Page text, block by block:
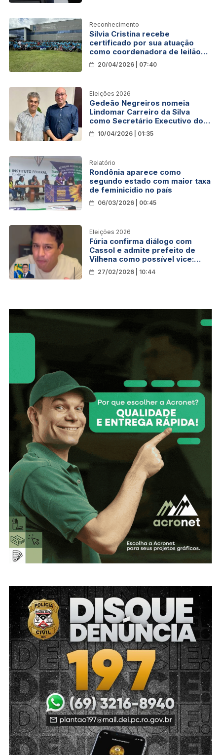
Reconhecimento
Sílvia Cristina recebe
certificado por sua atuação
como coordenadora de leilão
do Hospital de Amor
20/04/2026 | 07:40
Eleições 2026
Gedeão Negreiros nomeia
Lindomar Carreiro da Silva
como Secretário Executivo do
PSDB em Rondônia
10/04/2026 | 01:35
Relatório
Rondônia aparece como
segundo estado com maior taxa
de feminicídio no país
06/03/2026 | 00:45
Eleições 2026
Fúria confirma diálogo com
Cassol e admite prefeito de
Vilhena como possível vice:
“Tenho boa relação com ele”
27/02/2026 | 10:44